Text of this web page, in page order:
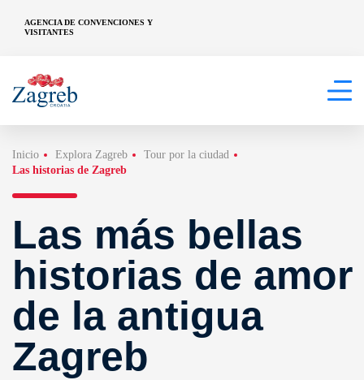
AGENCIA DE CONVENCIONES Y
VISITANTES
Inicio Explora Zagreb
Tour por la ciudad
Las historias de Zagreb
Las más bellas
historias de amor
de la antigua
Zagreb